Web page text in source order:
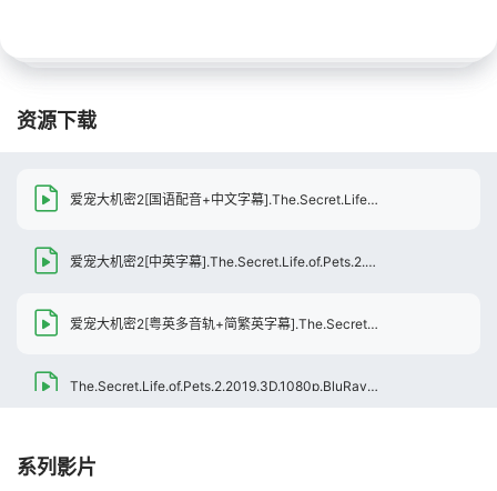
资源下载
爱宠大机密2[国语配音+中文字幕].The.Secret.Life.of.Pets.2.2019.BluRay.1080p.TrueHD7.1.x265.10bit-DreamHD
爱宠大机密2[中英字幕].The.Secret.Life.of.Pets.2.2019.BluRay.1080p.TrueHD7.1.x264-DreamHD
爱宠大机密2[粤英多音轨+简繁英字幕].The.Secret.Life.of.Pets.2.2019.1080p.Max.WEB-DL.DDP5.1.H264.2Audio-ParkHD
The.Secret.Life.of.Pets.2.2019.3D.1080p.BluRay.x264-GUACAMOLE
系列影片